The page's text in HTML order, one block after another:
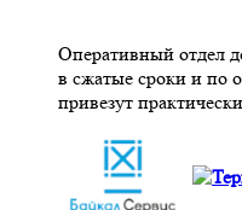
Оперативный отдел
в сжатые сроки и по
привезут